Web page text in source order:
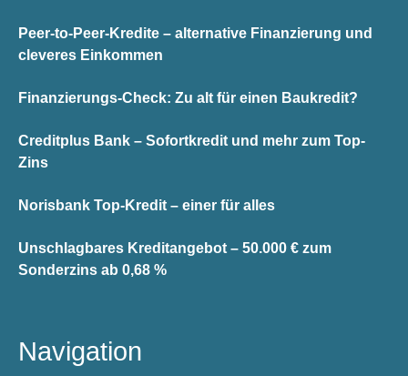
Peer-to-Peer-Kredite – alternative Finanzierung und
cleveres Einkommen
Finanzierungs-Check: Zu alt für einen Baukredit?
Creditplus Bank – Sofortkredit und mehr zum Top-
Zins
Norisbank Top-Kredit – einer für alles
Unschlagbares Kreditangebot – 50.000 € zum
Sonderzins ab 0,68 %
Navigation